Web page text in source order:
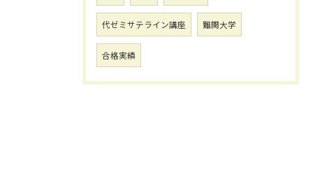
代ゼミサテライン講座 難関大学
合格実績